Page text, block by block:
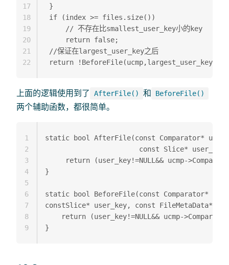
}
if (index >= files.size())
     // 不存在比smallest_user_key小的key
     return false;
//保证在largest_user_key之后
17
18
19
20
21
22
上面的逻辑使用到了 AfterFile() 和 BeforeFile()
两个辅助函数，都很简单。
static bool AfterFile(const Comparator*
const Slice*
return (user_key!=NULL&& ucmp-
}
static bool BeforeFile(const Comparator*
constSlice* user_key, const FileMetaData*
1
2
3
4
5
6
7
8
9